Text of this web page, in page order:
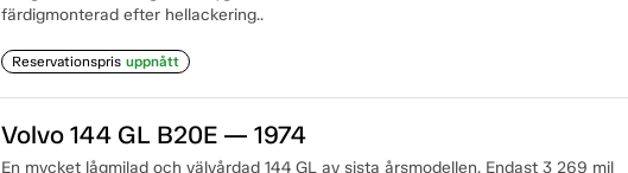
färdigmonterad efter hellackering..
Reservationspris uppnått
Volvo 144 GL B20E — 1974
En mycket lågmilad och välvårdad 144 GL av sista årsmodellen. Endast 3 269 mil